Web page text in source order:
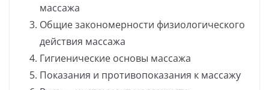
массажа
Общие закономерности физиологического
действия массажа
Гигиенические основы массажа
Показания и противопоказания к массажу